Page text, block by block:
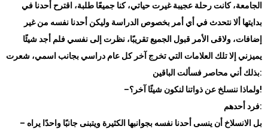
الجامعة، كانت رحلة عجيبة غيرت حياتي، كنا جميعًا طلبة، اقترح أحدنا في
بدايتها ألا نتحدث في أي أمر بخصوص الدراسة وليكن أحدنا نفسه من غير
إضافات، ولاقى الأمر قبول الجميع تقريبًا، نظرت إلى نفسي فلم أجد شيئًا
يميزني إلا تلك العلامات التي تخرج آخر كل عام دراسي بجانب اسمي، شعرت
بذلك أني محاصر فسألت الباقين:
–ولماذا ننسلخ عن ذواتنا لنكون شيئًا آخر؟!
فرد أحدهم:
– بل الانسلاخ أن ينسى أحدنا نفسه بجوانبها الكثيرة ويتبنى جانبًا واحدًا يراه